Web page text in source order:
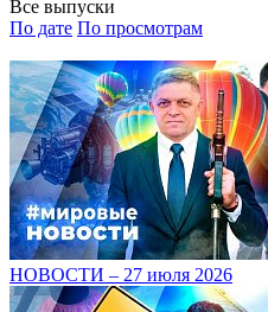
Все выпуски
По дате По просмотрам
НОВОСТИ – 27 июля 2026